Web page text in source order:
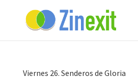
Viernes 26. Senderos de Gloria